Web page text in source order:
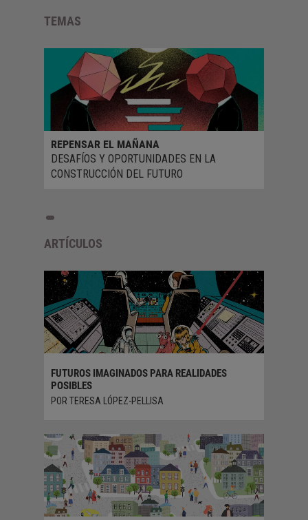
TEMAS
REPENSAR EL MAÑANA
DESAFÍOS Y OPORTUNIDADES EN LA
CONSTRUCCIÓN DEL FUTURO
ARTÍCULOS
FUTUROS IMAGINADOS PARA REALIDADES
POSIBLES
POR TERESA LÓPEZ-PELLISA